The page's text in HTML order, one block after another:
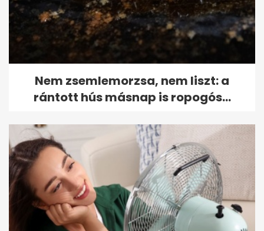
Nem zsemlemorzsa, nem liszt: a
rántott hús másnap is ropogós...